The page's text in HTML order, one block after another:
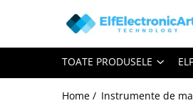
Toate Produsele
Audio
TOATE PRODUSELE
Home / Instrumente de